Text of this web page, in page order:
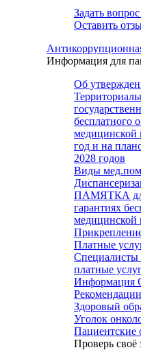
Задать
Оставить
Информация для
Об
бесплатного
год и на
2028 годов
Виды
ПАМЯТКА
гарантиях
Платные
Специалисты
платные
Здоровый
Уголок
Пациентские
Проверь своё